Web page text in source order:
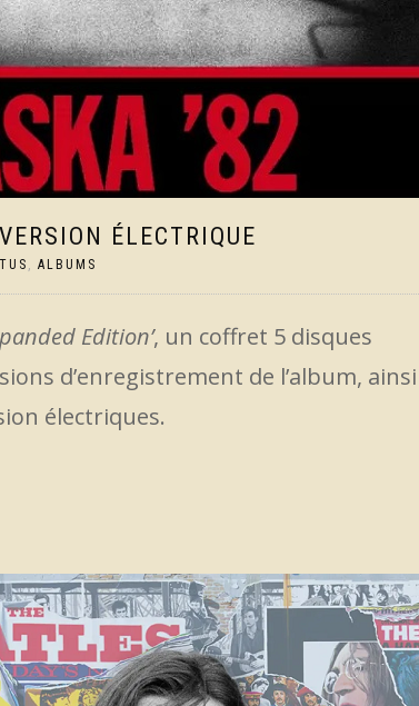
ÉLECTRIQUE
, ALBUMS
Edition’, un coffret 5 disques
d’enregistrement de l’album, ainsi
électriques.